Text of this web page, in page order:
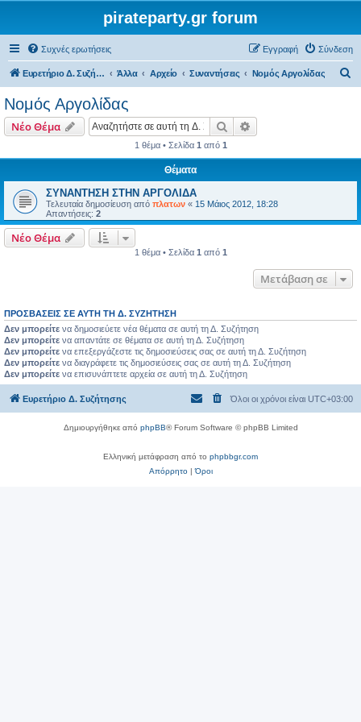
pirateparty.gr forum
Συχνές ερωτήσεις Σύνδεση
Εγγραφή
Ευρετήριο Δ. Συζήτησης Άλλα Αρχείο Συναντήσεις Νομός Αργολίδας‎
η
Νομός Αργολίδας‎
Νέο Θέμα Αναζήτηση
1 θέμα • Σελίδα 1 από 1
Θέματα
ΣΥΝΑΝΤΗΣΗ ΣΤΗΝ ΑΡΓΟΛΙΔΑ
Τελευταία δημοσίευση από πλατων « 15 Μάιος 2012, 18:28
Απαντήσεις: 2
Νέο Θέμα
1 θέμα • Σελίδα 1 από 1
Μετάβαση σε
ΠΡΟΣΒΆΣΕΙΣ ΣΕ ΑΥΤΉ ΤΗ Δ. ΣΥΖΉΤΗΣΗ
Δεν μπορείτε να δημοσιεύετε νέα θέματα σε αυτή τη Δ. Συζήτηση
Δεν μπορείτε να απαντάτε σε θέματα σε αυτή τη Δ. Συζήτηση
Δεν μπορείτε να επεξεργάζεστε τις δημοσιεύσεις σας σε αυτή τη Δ. Συζήτηση
Δεν μπορείτε να διαγράφετε τις δημοσιεύσεις σας σε αυτή τη Δ. Συζήτηση
Δεν μπορείτε να επισυνάπτετε αρχεία σε αυτή τη Δ. Συζήτηση
Ευρετήριο Δ. Συζήτησης Όλοι οι χρόνοι είναι UTC+03:00
Δημιουργήθηκε από phpBB® Forum Software © phpBB Limited
Ελληνική μετάφραση από το phpbbgr.com
Απόρρητο|Όροι